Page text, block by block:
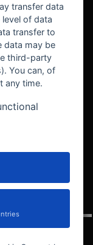
transfer data
of data
transfer to
data may be
third-party
You can, of
any time.